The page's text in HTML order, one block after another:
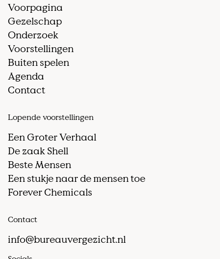
Voorpagina
Gezelschap
Onderzoek
Voorstellingen
Buiten spelen
Agenda
Contact
Lopende voorstellingen
Een Groter Verhaal
De zaak Shell
Beste Mensen
Een stukje naar de mensen toe
Forever Chemicals
Contact
info@bureauvergezicht.nl